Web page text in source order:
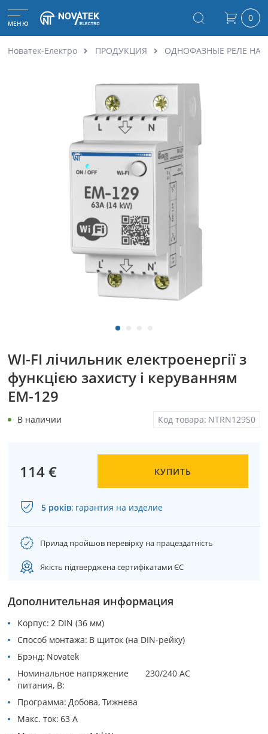
МЕНЮ 0
Новатек-Електро ПРОДУКЦИЯ ОДНОФАЗНЫЕ РЕЛЕ
WI-FI лічильник електроенергії з
функцією захисту і керуванням
ЕМ-129
Код товара: NTRN129S0
В наличии
114 € КУПИТЬ
5 років: гарантия на изделие
Прилад пройшов перевірку на працездатність
Якість підтверджена сертифікатами ЄС
Дополнительная информация
Корпус 2 DIN (36 мм)
Способ монтажа В щиток (на DIN-рейку)
Брэнд Novatek
Номинальное напряжение
питания, В
230/240 АC
Программа Добова, Тижнева
Макс. ток 63 A